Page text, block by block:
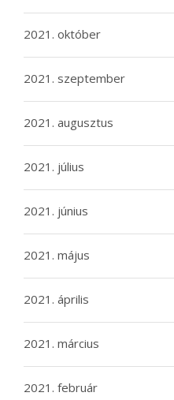
2021. október
2021. szeptember
2021. augusztus
2021. július
2021. június
2021. május
2021. április
2021. március
2021. február